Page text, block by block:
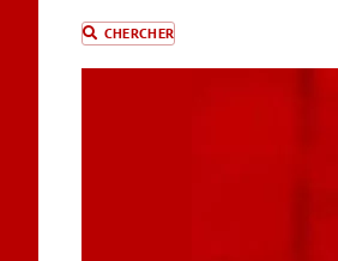
CHERCHER